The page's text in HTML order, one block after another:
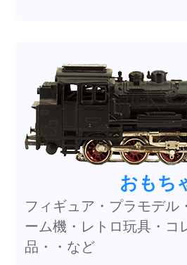
おもち
フィギュア・プラモデル
ーム機・レトロ玩具・コ
品・・など